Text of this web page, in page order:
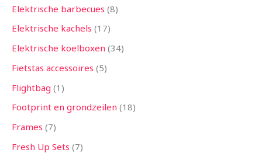
Elektrische barbecues 8
Elektrische kachels 17
Elektrische koelboxen 34
Fietstas accessoires 5
Flightbag 1
Footprint en grondzeilen 18
Frames 7
Fresh Up Sets 7